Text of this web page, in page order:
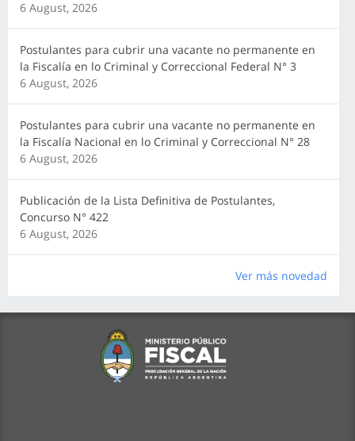
6 August, 2026
Postulantes para cubrir una vacante no permanente en
la Fiscalía en lo Criminal y Correccional Federal N° 3
6 August, 2026
Postulantes para cubrir una vacante no permanente en
la Fiscalía Nacional en lo Criminal y Correccional N° 28
6 August, 2026
Publicación de la Lista Definitiva de Postulantes,
Concurso N° 422
6 August, 2026
Ver más novedad